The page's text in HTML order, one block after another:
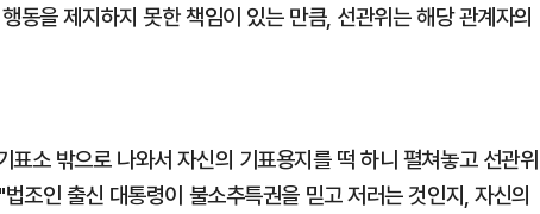
동을 제지하지 못한 책임이 있는 만큼, 선관위는 해당 관계자의
소 밖으로 나와서 자신의 기표용지를 떡 하니 펼쳐놓고 선관위
조인 출신 대통령이 불소추특권을 믿고 저러는 것인지, 자신의